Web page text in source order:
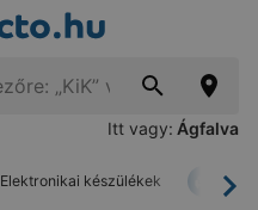
Itt vagy: Ágfalva
Elektronikai készülékek